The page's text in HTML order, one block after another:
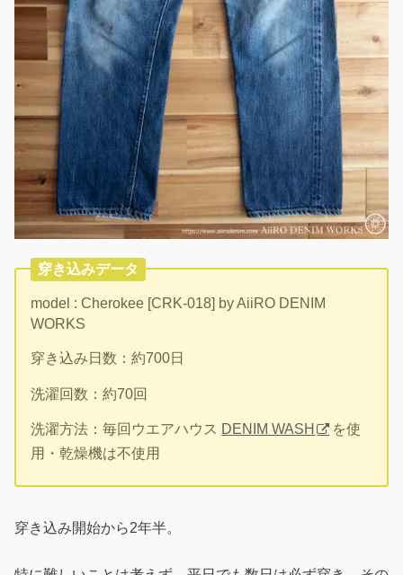
穿き込みデータ
model : Cherokee [CRK-018] by AiiRO DENIM
WORKS
穿き込み日数：約700日
洗濯回数：約70回
洗濯方法：毎回ウエアハウス DENIM WASH
を使
用・乾燥機は不使用
穿き込み開始から2年半。